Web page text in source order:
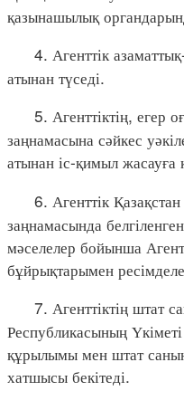
қазынашылық
4. Агенттік
атынан түседі.
5. Агенттіктің, егер
заңнамасына сәйкес
атынан іс-қимыл жасауға
6. Агенттік
заңнамасында
мәселелер бойынша
бұйрықтарымен
7. Агенттіктің штат
Республикасының Үкіметі
құрылымы мен штат
хатшысы бекітеді.